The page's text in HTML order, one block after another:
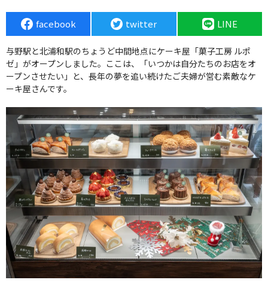
facebook twitter LINE
与野駅と北浦和駅のちょうど中間地点にケーキ屋「菓子工房 ルポ
ゼ」がオープンしました。ここは、「いつかは自分たちのお店をオ
ープンさせたい」と、長年の夢を追い続けたご夫婦が営む素敵なケ
ーキ屋さんです。